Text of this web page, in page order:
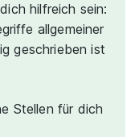
hilfreich sein:
allgemeiner
geschrieben ist
Stellen für dich